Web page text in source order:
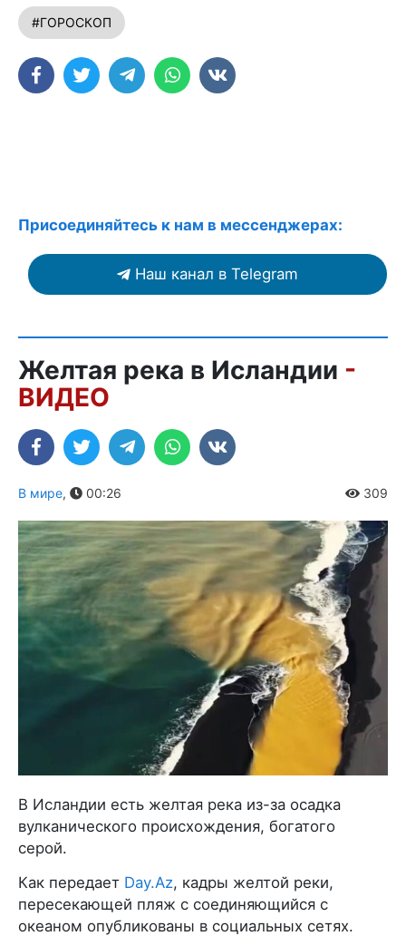
#ГОРОСКОП
Присоединяйтесь к нам в мессенджерах:
Наш канал в Telegram
Желтая река в Исландии -
ВИДЕО
В мире, 00:26 309
В Исландии есть желтая река из-за осадка
вулканического происхождения, богатого
серой.
Как передает Day.Az, кадры желтой реки,
пересекающей пляж с соединяющийся с
океаном опубликованы в социальных сетях.